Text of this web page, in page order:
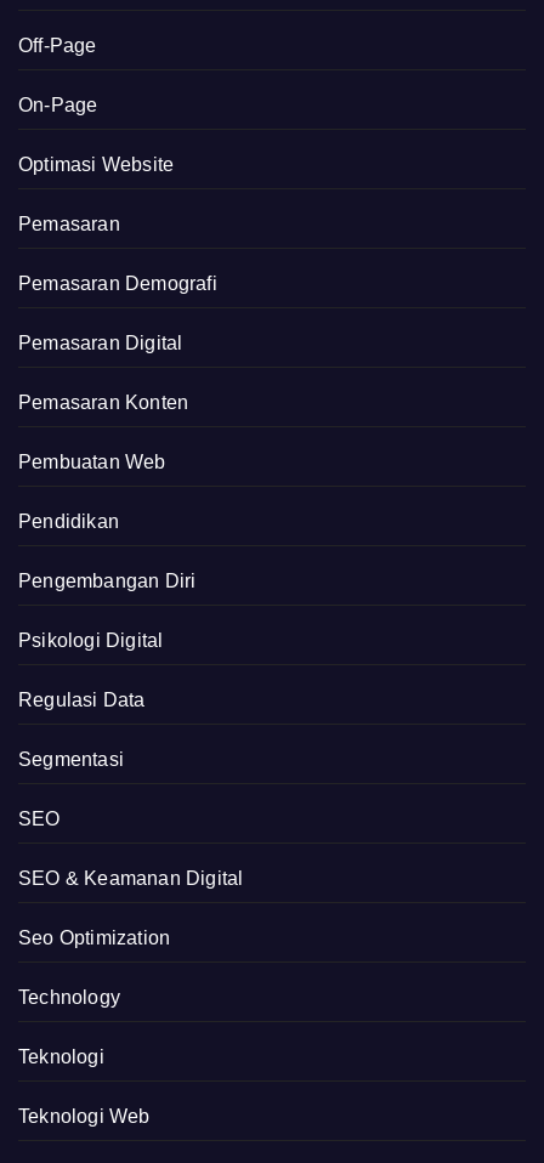
Off-Page
On-Page
Optimasi Website
Pemasaran
Pemasaran Demografi
Pemasaran Digital
Pemasaran Konten
Pembuatan Web
Pendidikan
Pengembangan Diri
Psikologi Digital
Regulasi Data
Segmentasi
SEO
SEO & Keamanan Digital
Seo Optimization
Technology
Teknologi
Teknologi Web